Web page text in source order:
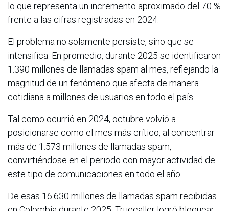
lo que representa un incremento aproximado del 70 %
frente a las cifras registradas en 2024.
El problema no solamente persiste, sino que se
intensifica. En promedio, durante 2025 se identificaron
1.390 millones de llamadas spam al mes, reflejando la
magnitud de un fenómeno que afecta de manera
cotidiana a millones de usuarios en todo el país.
Tal como ocurrió en 2024, octubre volvió a
posicionarse como el mes más crítico, al concentrar
más de 1.573 millones de llamadas spam,
convirtiéndose en el periodo con mayor actividad de
este tipo de comunicaciones en todo el año.
De esas 16.630 millones de llamadas spam recibidas